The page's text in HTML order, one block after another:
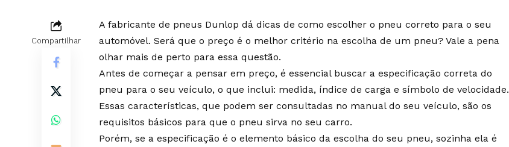
Compartilhar
A fabricante de pneus Dunlop dá dicas de como escolher o pneu correto para o seu
automóvel. Será que o preço é o melhor critério na escolha de um pneu? Vale a pena
olhar mais de perto para essa questão.
Antes de começar a pensar em preço, é essencial buscar a especificação correta do
pneu para o seu veículo, o que inclui: medida, índice de carga e símbolo de velocidade.
Essas características, que podem ser consultadas no manual do seu veículo, são os
requisitos básicos para que o pneu sirva no seu carro.
Porém, se a especificação é o elemento básico da escolha do seu pneu, sozinha ela é